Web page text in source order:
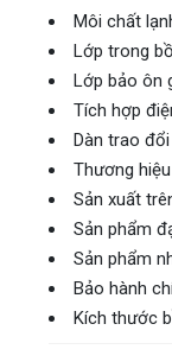
Lớp trong
Lớp bảo ôn
Tích hợp
Dàn trao
Thương
Sản xuất
Sản phẩm
Sản phẩm
Bảo hành
Kích thước